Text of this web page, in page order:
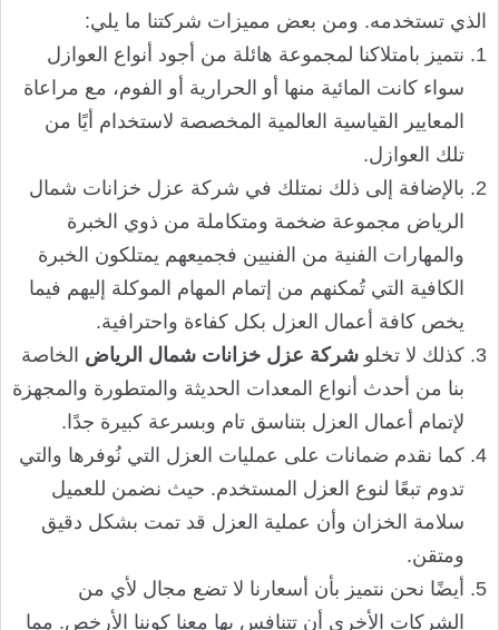
الذي تستخدمه. ومن بعض مميزات شركتنا ما يلي:
نتميز بامتلاكنا لمجموعة هائلة من أجود أنواع العوازل
سواء كانت المائية منها أو الحرارية أو الفوم، مع مراعاة
المعايير القياسية العالمية المخصصة لاستخدام أيًا من
تلك العوازل.
بالإضافة إلى ذلك نمتلك في شركة عزل خزانات شمال
الرياض مجموعة ضخمة ومتكاملة من ذوي الخبرة
والمهارات الفنية من الفنيين فجميعهم يمتلكون الخبرة
الكافية التي تُمكنهم من إتمام المهام الموكلة إليهم فيما
يخص كافة أعمال العزل بكل كفاءة واحترافية.
كذلك لا تخلو شركة عزل خزانات شمال الرياض الخاصة
بنا من أحدث أنواع المعدات الحديثة والمتطورة والمجهزة
لإتمام أعمال العزل بتناسق تام وبسرعة كبيرة جدًا.
كما نقدم ضمانات على عمليات العزل التي نُوفرها والتي
تدوم تبعًا لنوع العزل المستخدم. حيث نضمن للعميل
سلامة الخزان وأن عملية العزل قد تمت بشكل دقيق
ومتقن.
أيضًا نحن نتميز بأن أسعارنا لا تضع مجال لأي من
الشركات الأخرى أن تتنافس بها معنا كوننا الأرخص. مما